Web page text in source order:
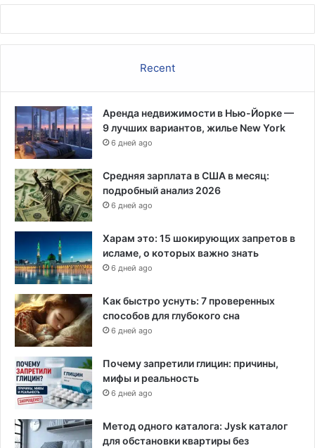
а
о
и
ч
е
с
к
о
й
р
е
ч
и
с
е
х
о
р
о
н
Recent
Аренда недвижимости в Нью-Йорке —
9 лучших вариантов, жилье New York
6 дней ago
Средняя зарплата в США в месяц:
подробный анализ 2026
6 дней ago
Харам это: 15 шокирующих запретов в
исламе, о которых важно знать
6 дней ago
Как быстро уснуть: 7 проверенных
способов для глубокого сна
6 дней ago
Почему запретили глицин: причины,
мифы и реальность
6 дней ago
Метод одного каталога: Jysk каталог
для обстановки квартиры без